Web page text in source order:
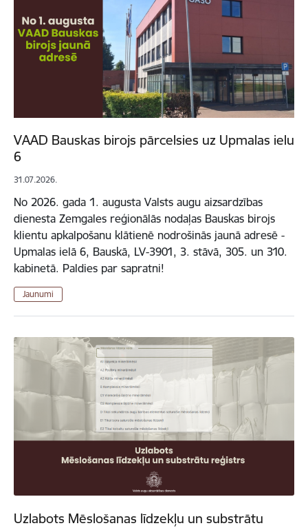
VAAD Bauskas birojs pārcelsies uz Upmalas ielu
6
31.07.2026.
No 2026. gada 1. augusta Valsts augu aizsardzības
dienesta Zemgales reģionālās nodaļas Bauskas birojs
klientu apkalpošanu klātienē nodrošinās jaunā adresē -
Upmalas ielā 6, Bauskā, LV-3901, 3. stāvā, 305. un 310.
kabinetā. Paldies par sapratni!
Jaunumi
Uzlabots Mēslošanas līdzekļu un substrātu